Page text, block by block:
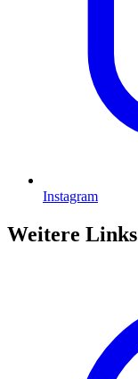
Instagram
Weitere Links